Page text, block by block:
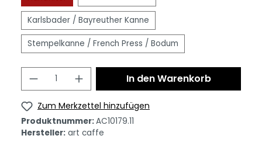
Karlsbader / Bayreuther Kanne
Stempelkanne / French Press / Bodum
In den Warenkorb
Zum Merkzettel hinzufügen
Produktnummer:AC10179.11
Hersteller: art caffe